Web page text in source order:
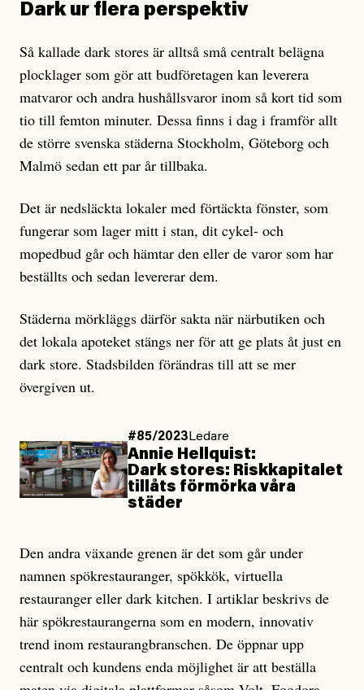
Dark ur flera perspektiv
Så kallade dark stores är alltså små centralt belägna
plocklager som gör att budföretagen kan leverera
matvaror och andra hushållsvaror inom så kort tid som
tio till femton minuter. Dessa finns i dag i framför allt
de större svenska städerna Stockholm, Göteborg och
Malmö sedan ett par år tillbaka.
Det är nedsläckta lokaler med förtäckta fönster, som
fungerar som lager mitt i stan, dit cykel- och
mopedbud går och hämtar den eller de varor som har
beställts och sedan levererar dem.
Städerna mörkläggs därför sakta när närbutiken och
det lokala apoteket stängs ner för att ge plats åt just en
dark store. Stadsbilden förändras till att se mer
övergiven ut.
#85/2023Ledare
Annie Hellquist:
Dark stores: Riskkapitalet
tillåts förmörka våra
städer
Den andra växande grenen är det som går under
namnen spökrestauranger, spökkök, virtuella
restauranger eller dark kitchen. I artiklar beskrivs de
här spökrestaurangerna som en modern, innovativ
trend inom restaurangbranschen. De öppnar upp
centralt och kundens enda möjlighet är att beställa